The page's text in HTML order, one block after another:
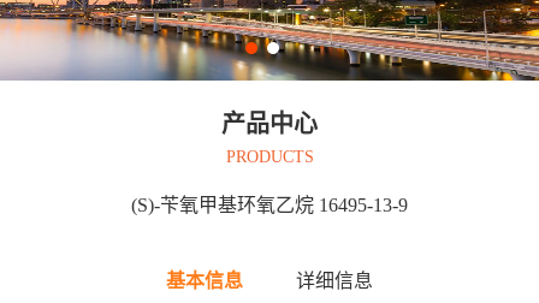
产品中心
PRODUCTS
(S)-苄氧甲基环氧乙烷 16495-13-9
基本信息 详细信息